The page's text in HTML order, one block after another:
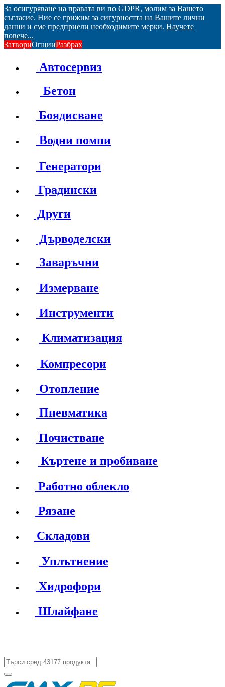
За осигуряване на правата ви по GDPR, молим за Вашето
съгласие. Ние се грижим за сигурността на Вашите лични
данни и сме предприели необходимите мерки. Научете
повече...
ЗатвориОпцииРазбрах
Автосервиз
Бетон
Боядисване
Водни помпи
Генератори
Градински
Други
Дърводелски
Заваръчни
Измерване
Инструменти
Климатизация
Компресори
Отопление
Пневматика
Почистване
Къртене и пробиване
Работно облекло
Рязане
Складови
Уплътнение
Хидрофори
Шлайфане